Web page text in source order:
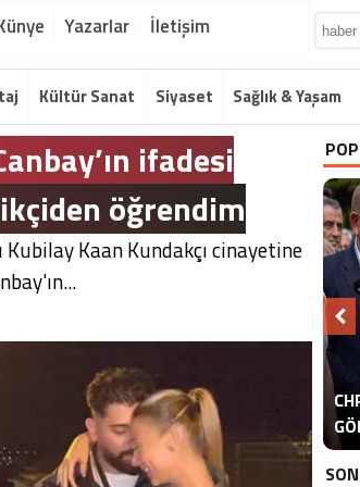
Yazarlar İletişim
Kültür Sanat Siyaset Sağlık & Yaşam
ifadesi
öğrendim
Kaan Kundakçı cinayetine